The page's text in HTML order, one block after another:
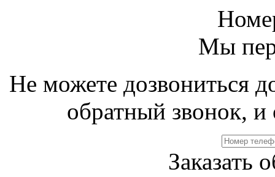
Мы
Не можете дозвониться
обратный звонок, и
Заказать